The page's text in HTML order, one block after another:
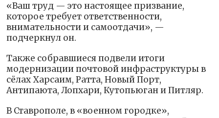
«Ваш труд — это настоящее призвание,
которое требует ответственности,
внимательности и самоотдачи», —
подчеркнул он.
Также собравшиеся подвели итоги
модернизации почтовой инфраструктуры в
сёлах Харсаим, Ратта, Новый Порт,
Антипаюта, Лопхари, Кутопьюган и Питляр.
В Ставрополе, в «военном городке»,